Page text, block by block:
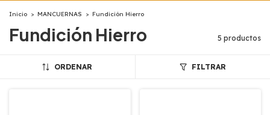
Inicio > MANCUERNAS > Fundición Hierro
Fundición Hierro 5 productos
ORDENAR FILTRAR